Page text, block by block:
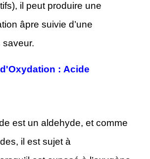
il peut produire une
âpre suivie d’une
saveur.
: Acide
est un aldehyde, et comme
il est sujet à